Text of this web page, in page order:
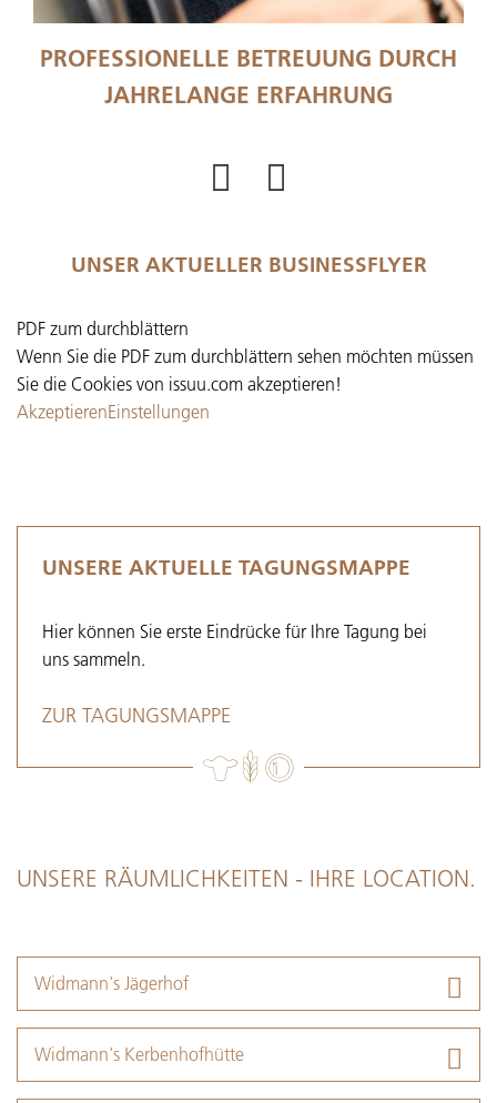
PROFESSIONELLE BETREUUNG DURCH
JAHRELANGE ERFAHRUNG
UNSER AKTUELLER BUSINESSFLYER
PDF zum durchblättern
Wenn Sie die PDF zum durchblättern sehen möchten müssen
Sie die Cookies von issuu.com akzeptieren!
AkzeptierenEinstellungen
UNSERE AKTUELLE TAGUNGSMAPPE
Hier können Sie erste Eindrücke für Ihre Tagung bei
uns sammeln.
ZUR TAGUNGSMAPPE
UNSERE RÄUMLICHKEITEN - IHRE LOCATION.
Widmann's Jägerhof
Widmann's Kerbenhofhütte